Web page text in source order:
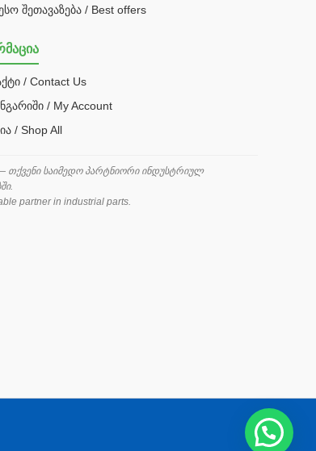
შეთავაზება / Best offers
/ Contact Us
/ My Account
/ Shop All
თქვენი საიმედო პარტნიორი ინდუსტრიულ
partner in industrial parts.